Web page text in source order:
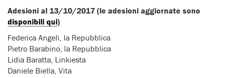
Adesioni al 13/10/2017 (le adesioni aggiornate sono
disponibili qui)
Federica Angeli, la Repubblica
Pietro Barabino, la Repubblica
Lidia Baratta, Linkiesta
Daniele Biella, Vita